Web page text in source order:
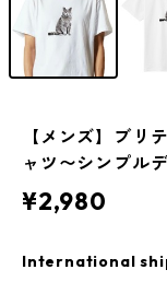
【メンズ】ブリ
ャツ〜シンプル
¥2,980
International